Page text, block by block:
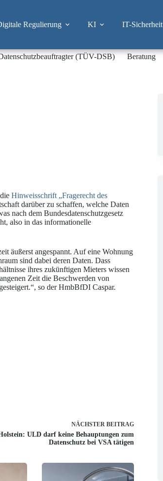
Regulierung KI IT-Sicherheit
(TÜV-DSB) Beratung
Hinweisschrift „Fragerecht des
darüber zu schaffen, welche Daten
nach dem Bundesdatenschutzgesetz
also in das informationelle
äußerst angespannt. Auf eine Wohnung
sind dabei deren Daten. Dass
ihres zukünftigen Mieters wissen
Zeit die Beschwerden von
so der HmbBfDI Caspar.
NÄCHSTER BEITRAG
ULD darf keine Behauptungen zum
Datenschutz bei VSA tätigen